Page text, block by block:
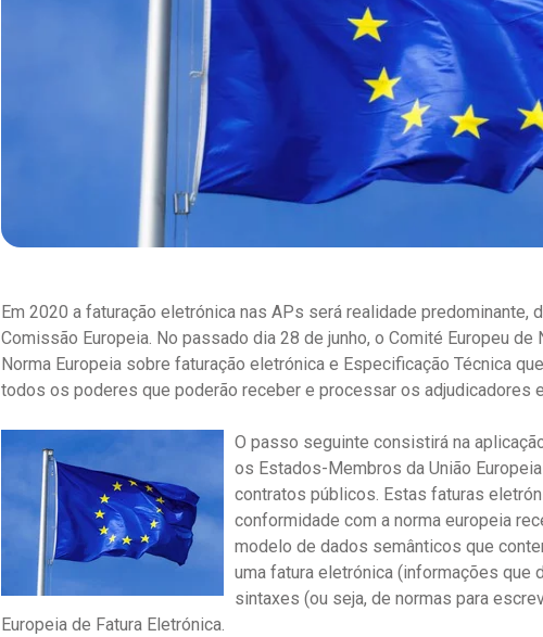
Em 2020 a faturação eletrónica nas APs será realidade predominante,
Comissão Europeia. No passado dia 28 de junho, o Comité Europeu
Norma Europeia sobre faturação eletrónica e Especificação Técnica
todos os poderes que poderão receber e processar os adjudicadores
O passo seguinte consistirá na
os Estados-Membros da União
contratos públicos. Estas faturas
conformidade com a norma europeia
modelo de dados semânticos que
uma fatura eletrónica (informações que
sintaxes (ou seja, de normas para
Europeia de Fatura Eletrónica.